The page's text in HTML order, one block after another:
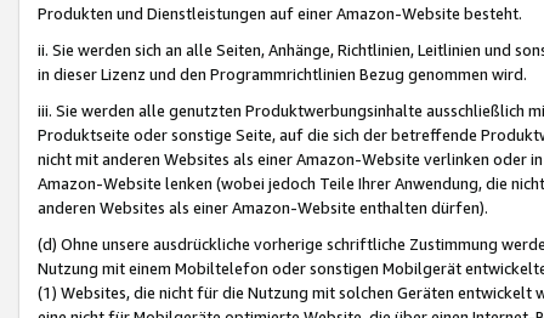
Produkten und Dienstleistungen auf einer Amazon-Website besteht.
ii. Sie werden sich an alle Seiten, Anhänge, Richtlinien, Leitlinien und
in dieser Lizenz und den Programmrichtlinien Bezug genommen wird.
iii. Sie werden alle genutzten Produktwerbungsinhalte ausschließlich
Produktseite oder sonstige Seite, auf die sich der betreffende
nicht mit anderen Websites als einer Amazon-Website verlinken oder
Amazon-Website lenken (wobei jedoch Teile Ihrer Anwendung, die
anderen Websites als einer Amazon-Website enthalten dürfen).
(d) Ohne unsere ausdrückliche vorherige schriftliche Zustimmung
Nutzung mit einem Mobiltelefon oder sonstigen Mobilgerät
(1) Websites, die nicht für die Nutzung mit solchen Geräten